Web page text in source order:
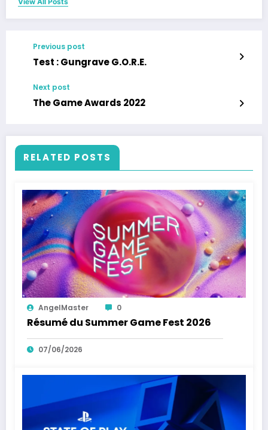
Previous post
Test : Gungrave G.O.R.E.
Next post
The Game Awards 2022
RELATED POSTS
AngelMaster 0
Résumé du Summer Game Fest 2026
07/06/2026